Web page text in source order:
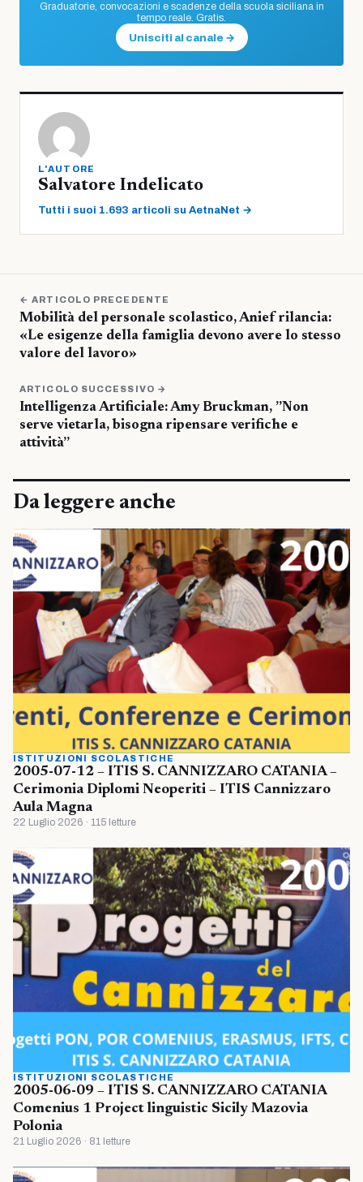
Graduatorie, convocazioni e scadenze della scuola siciliana in
tempo reale. Gratis.
Unisciti al canale →
L'AUTORE
Salvatore Indelicato
Tutti i suoi 1.693 articoli su AetnaNet →
← ARTICOLO PRECEDENTE
Mobilità del personale scolastico, Anief rilancia:
«Le esigenze della famiglia devono avere lo stesso
valore del lavoro»
ARTICOLO SUCCESSIVO →
Intelligenza Artificiale: Amy Bruckman, ”Non
serve vietarla, bisogna ripensare verifiche e
attività”
Da leggere anche
ISTITUZIONI SCOLASTICHE
2005-07-12 – ITIS S. CANNIZZARO CATANIA –
Cerimonia Diplomi Neoperiti – ITIS Cannizzaro
Aula Magna
22 Luglio 2026 · 115 letture
ISTITUZIONI SCOLASTICHE
2005-06-09 – ITIS S. CANNIZZARO CATANIA
Comenius 1 Project linguistic Sicily Mazovia
Polonia
21 Luglio 2026 · 81 letture